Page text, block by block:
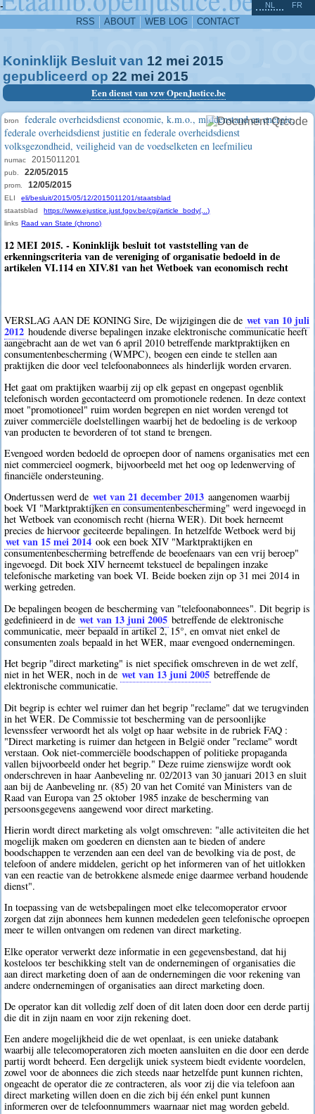
-
RSS ABOUT WEB LOG CONTACT
NL FR
Koninklijk Besluit van 12 mei 2015
gepubliceerd op 22 mei 2015
Een dienst van vzw OpenJustice.be
bron
federale overheidsdienst economie, k.m.o., middenstand en energie,
federale overheidsdienst justitie en federale overheidsdienst
volksgezondheid, veiligheid van de voedselketen en leefmilieu
numac 2015011201
pub. 22/05/2015
prom. 12/05/2015
ELI
eli/besluit/2015/05/12/2015011201/staatsblad
staatsblad
https://www.ejustice.just.fgov.be/cgi/article_body(...)
links Raad van State (chrono)
12 MEI 2015. - Koninklijk besluit tot vaststelling van de
erkenningscriteria van de vereniging of organisatie bedoeld in de
artikelen VI.114 en XIV.81 van het Wetboek van economisch recht
VERSLAG AAN DE KONING Sire, De wijzigingen die de wet van 10 juli
2012 houdende diverse bepalingen inzake elektronische communicatie heeft
aangebracht aan de wet van 6 april 2010 betreffende marktpraktijken en
consumentenbescherming (WMPC), beogen een einde te stellen aan
praktijken die door veel telefoonabonnees als hinderlijk worden ervaren.
Het gaat om praktijken waarbij zij op elk gepast en ongepast ogenblik
telefonisch worden gecontacteerd om promotionele redenen. In deze context
moet "promotioneel" ruim worden begrepen en niet worden verengd tot
zuiver commerciële doelstellingen waarbij het de bedoeling is de verkoop
van producten te bevorderen of tot stand te brengen.
Evengoed worden bedoeld de oproepen door of namens organisaties met een
niet commercieel oogmerk, bijvoorbeeld met het oog op ledenwerving of
financiële ondersteuning.
Ondertussen werd de wet van 21 december 2013 aangenomen waarbij
boek VI "Marktpraktijken en consumentenbescherming" werd ingevoegd in
het Wetboek van economisch recht (hierna WER). Dit boek herneemt
precies de hiervoor geciteerde bepalingen. In hetzelfde Wetboek werd bij
wet van 15 mei 2014 ook een boek XIV "Marktpraktijken en
consumentenbescherming betreffende de beoefenaars van een vrij beroep"
ingevoegd. Dit boek XIV herneemt tekstueel de bepalingen inzake
telefonische marketing van boek VI. Beide boeken zijn op 31 mei 2014 in
werking getreden.
De bepalingen beogen de bescherming van "telefoonabonnees". Dit begrip is
gedefinieerd in de wet van 13 juni 2005 betreffende de elektronische
communicatie, meer bepaald in artikel 2, 15°, en omvat niet enkel de
consumenten zoals bepaald in het WER, maar evengoed ondernemingen.
Het begrip "direct marketing" is niet specifiek omschreven in de wet zelf,
niet in het WER, noch in de wet van 13 juni 2005 betreffende de
elektronische communicatie.
Dit begrip is echter wel ruimer dan het begrip "reclame" dat we terugvinden
in het WER. De Commissie tot bescherming van de persoonlijke
levenssfeer verwoordt het als volgt op haar website in de rubriek FAQ :
"Direct marketing is ruimer dan hetgeen in België onder "reclame" wordt
verstaan. Ook niet-commerciële boodschappen of politieke propaganda
vallen bijvoorbeeld onder het begrip." Deze ruime zienswijze wordt ook
onderschreven in haar Aanbeveling nr. 02/2013 van 30 januari 2013 en sluit
aan bij de Aanbeveling nr. (85) 20 van het Comité van Ministers van de
Raad van Europa van 25 oktober 1985 inzake de bescherming van
persoonsgegevens aangewend voor direct marketing.
Hierin wordt direct marketing als volgt omschreven: "alle activiteiten die het
mogelijk maken om goederen en diensten aan te bieden of andere
boodschappen te verzenden aan een deel van de bevolking via de post, de
telefoon of andere middelen, gericht op het informeren van of het uitlokken
van een reactie van de betrokkene alsmede enige daarmee verband houdende
dienst".
In toepassing van de wetsbepalingen moet elke telecomoperator ervoor
zorgen dat zijn abonnees hem kunnen mededelen geen telefonische oproepen
meer te willen ontvangen om redenen van direct marketing.
Elke operator verwerkt deze informatie in een gegevensbestand, dat hij
kosteloos ter beschikking stelt van de ondernemingen of organisaties die
aan direct marketing doen of aan de ondernemingen die voor rekening van
andere ondernemingen of organisaties aan direct marketing doen.
De operator kan dit volledig zelf doen of dit laten doen door een derde partij
die dit in zijn naam en voor zijn rekening doet.
Een andere mogelijkheid die de wet openlaat, is een unieke databank
waarbij alle telecomoperatoren zich moeten aansluiten en die door een derde
partij wordt beheerd. Een dergelijk uniek systeem biedt evidente voordelen,
zowel voor de abonnees die zich steeds naar hetzelfde punt kunnen richten,
ongeacht de operator die ze contracteren, als voor zij die via telefoon aan
direct marketing willen doen en die zich bij één enkel punt kunnen
informeren over de telefoonnummers waarnaar niet mag worden gebeld.
^